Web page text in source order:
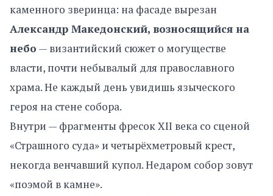
каменного зверинца: на фасаде вырезан
Александр Македонский, возносящийся на
небо — византийский сюжет о могуществе
власти, почти небывалый для православного
храма. Не каждый день увидишь языческого
героя на стене собора.
Внутри — фрагменты фресок XII века со сценой
«Страшного суда» и четырёхметровый крест,
некогда венчавший купол. Недаром собор зовут
«поэмой в камне».